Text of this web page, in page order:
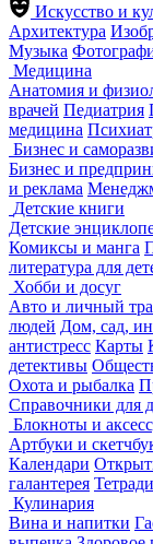
Искусство и
Архитектура
Музыка
Медицина
Анатомия и
врачей Педиатрия
медицина
Бизнес и
Бизнес и
и реклама
Детские книги
Детские
Комиксы и манга
литература для
Хобби и досуг
Авто и личный
людей Дом, сад,
антистресс Карты
детективы
Охота и рыбалка
Справочники для
Блокноты и
Артбуки и
Календари
галантерея
Кулинария
Вина и напитки